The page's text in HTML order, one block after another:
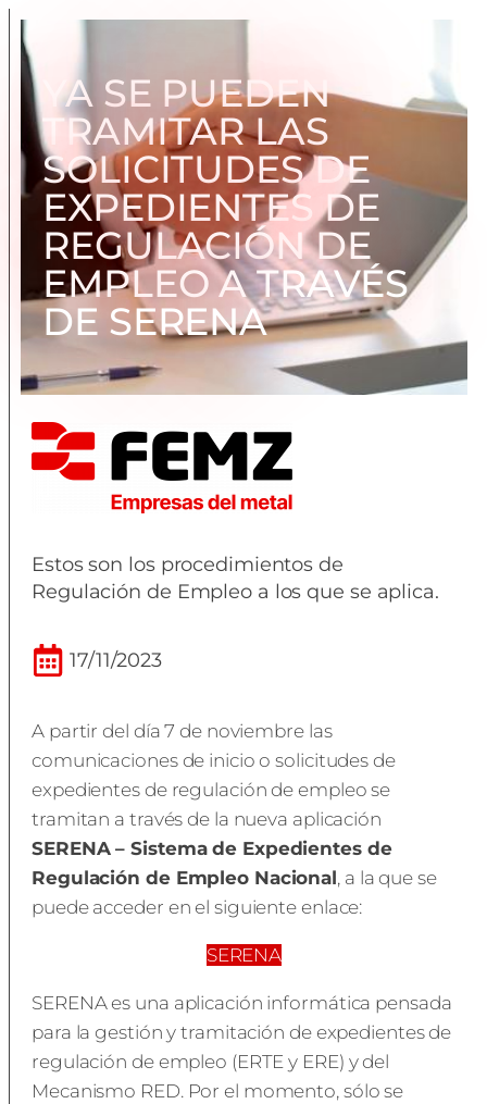
YA SE PUEDEN
TRAMITAR LAS
SOLICITUDES DE
EXPEDIENTES DE
REGULACIÓN DE
EMPLEO A TRAVÉS
DE SERENA
Estos son los procedimientos de
Regulación de Empleo a los que se aplica.
17/11/2023
A partir del día 7 de noviembre las
comunicaciones de inicio o solicitudes de
expedientes de regulación de empleo se
tramitan a través de la nueva aplicación
SERENA – Sistema de Expedientes de
Regulación de Empleo Nacional, a la que se
puede acceder en el siguiente enlace:
SERENA
SERENA es una aplicación informática pensada
para la gestión y tramitación de expedientes de
regulación de empleo (ERTE y ERE) y del
Mecanismo RED. Por el momento, sólo se